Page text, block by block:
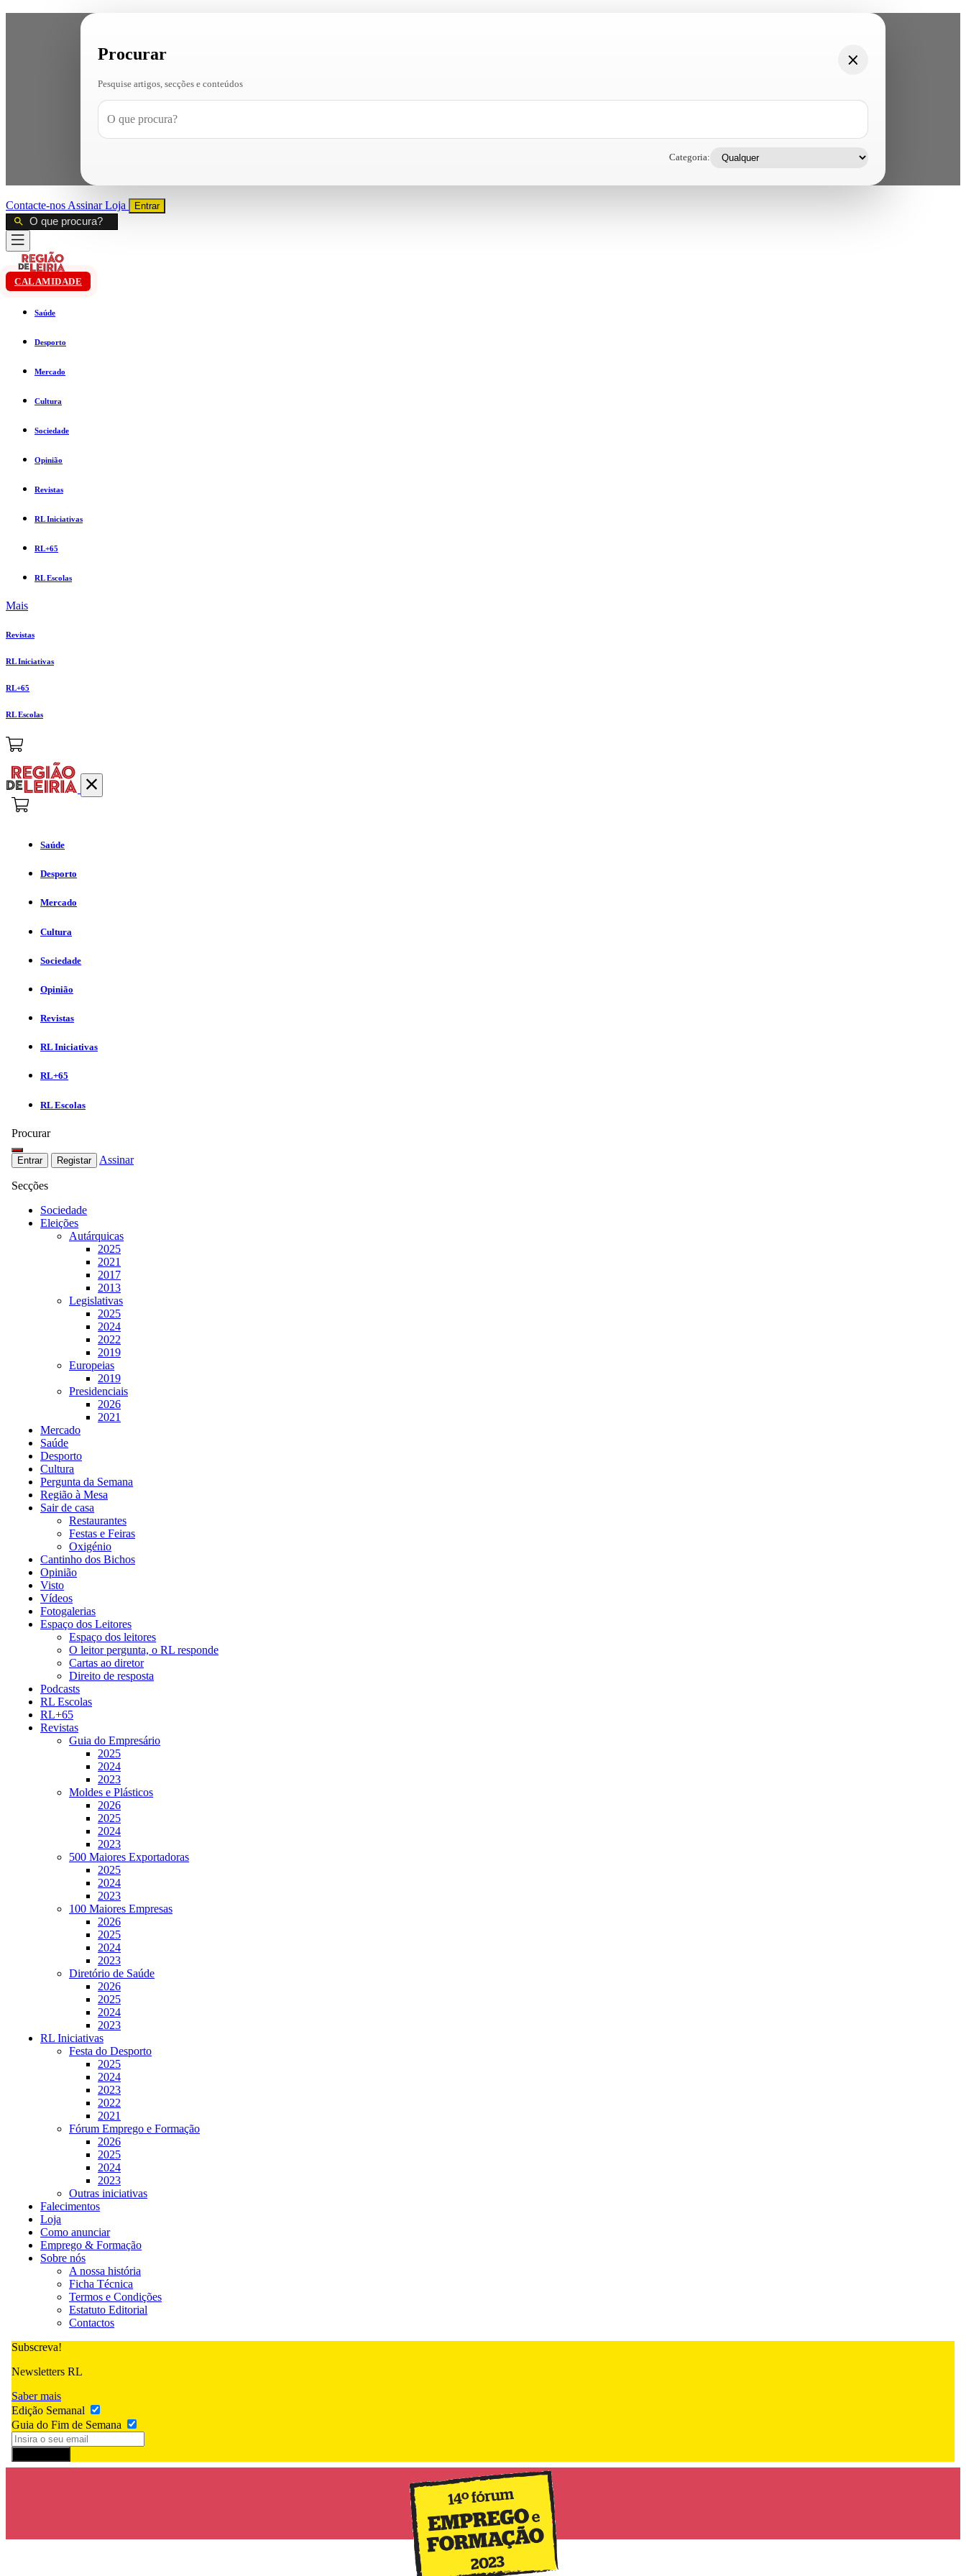
Procurar
Pesquise artigos, secções e conteúdos
Categoria:
Contacte-nos AssinarLoja Entrar
CALAMIDADE
Saúde
Desporto
Mercado
Cultura
Sociedade
Opinião
Revistas
RL Iniciativas
RL+65
RL Escolas
Mais
Revistas
RL Iniciativas
RL+65
RL Escolas
Saúde
Desporto
Mercado
Cultura
Sociedade
Opinião
Revistas
RL Iniciativas
RL+65
RL Escolas
Procurar
Entrar Registar Assinar
Secções
Sociedade
Eleições
Autárquicas
2025
2021
2017
2013
Legislativas
2025
2024
2022
2019
Europeias
2019
Presidenciais
2026
2021
Mercado
Saúde
Desporto
Cultura
Pergunta da Semana
Região à Mesa
Sair de casa
Restaurantes
Festas e Feiras
Oxigénio
Cantinho dos Bichos
Opinião
Visto
Vídeos
Fotogalerias
Espaço dos Leitores
Espaço dos leitores
O leitor pergunta, o RL responde
Cartas ao diretor
Direito de resposta
Podcasts
RL Escolas
RL+65
Revistas
Guia do Empresário
2025
2024
2023
Moldes e Plásticos
2026
2025
2024
2023
500 Maiores Exportadoras
2025
2024
2023
100 Maiores Empresas
2026
2025
2024
2023
Diretório de Saúde
2026
2025
2024
2023
RL Iniciativas
Festa do Desporto
2025
2024
2023
2022
2021
Fórum Emprego e Formação
2026
2025
2024
2023
Outras iniciativas
Falecimentos
Loja
Como anunciar
Emprego & Formação
Sobre nós
A nossa história
Ficha Técnica
Termos e Condições
Estatuto Editorial
Contactos
Subscreva!
Newsletters RL
Saber mais
Edição Semanal
Guia do Fim de Semana